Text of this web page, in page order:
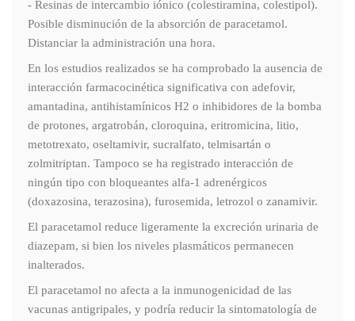
- Resinas de intercambio iónico (colestiramina, colestipol).
Posible disminución de la absorción de paracetamol.
Distanciar la administración una hora.
En los estudios realizados se ha comprobado la ausencia de
interacción farmacocinética significativa con adefovir,
amantadina, antihistamínicos H2 o inhibidores de la bomba
de protones, argatrobán, cloroquina, eritromicina, litio,
metotrexato, oseltamivir, sucralfato, telmisartán o
zolmitriptan. Tampoco se ha registrado interacción de
ningún tipo con bloqueantes alfa-1 adrenérgicos
(doxazosina, terazosina), furosemida, letrozol o zanamivir.
El paracetamol reduce ligeramente la excreción urinaria de
diazepam, si bien los niveles plasmáticos permanecen
inalterados.
El paracetamol no afecta a la inmunogenicidad de las
vacunas antigripales, y podría reducir la sintomatología de